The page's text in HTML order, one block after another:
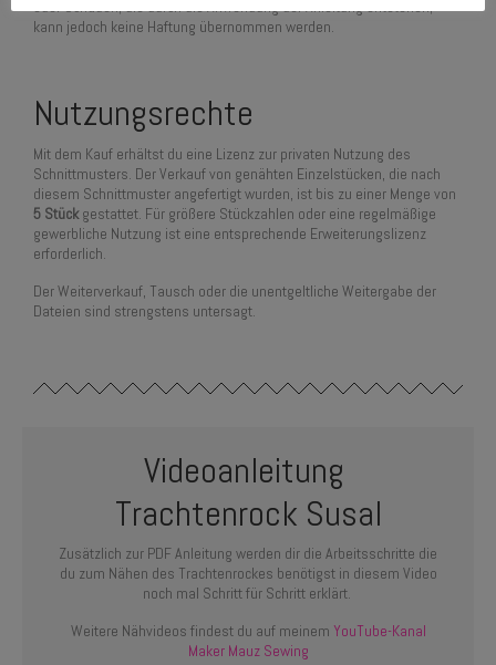
oder Schäden, die durch die Anwendung der Anleitung entstehen,
kann jedoch keine Haftung übernommen werden.
Nutzungsrechte
Mit dem Kauf erhältst du eine Lizenz zur privaten Nutzung des
Schnittmusters. Der Verkauf von genähten Einzelstücken, die nach
diesem Schnittmuster angefertigt wurden, ist bis zu einer Menge von
5 Stückgestattet. Für größere Stückzahlen oder eine regelmäßige
gewerbliche Nutzung ist eine entsprechende Erweiterungslizenz
erforderlich.
Der Weiterverkauf, Tausch oder die unentgeltliche Weitergabe der
Dateien sind strengstens untersagt.
Videoanleitung
Trachtenrock Susal
Zusätzlich zur PDF Anleitung werden dir die Arbeitsschritte die
du zum Nähen des Trachtenrockes benötigst in diesem Video
noch mal Schritt für Schritt erklärt.
Weitere Nähvideos findest du auf meinem YouTube-Kanal
Maker Mauz Sewing